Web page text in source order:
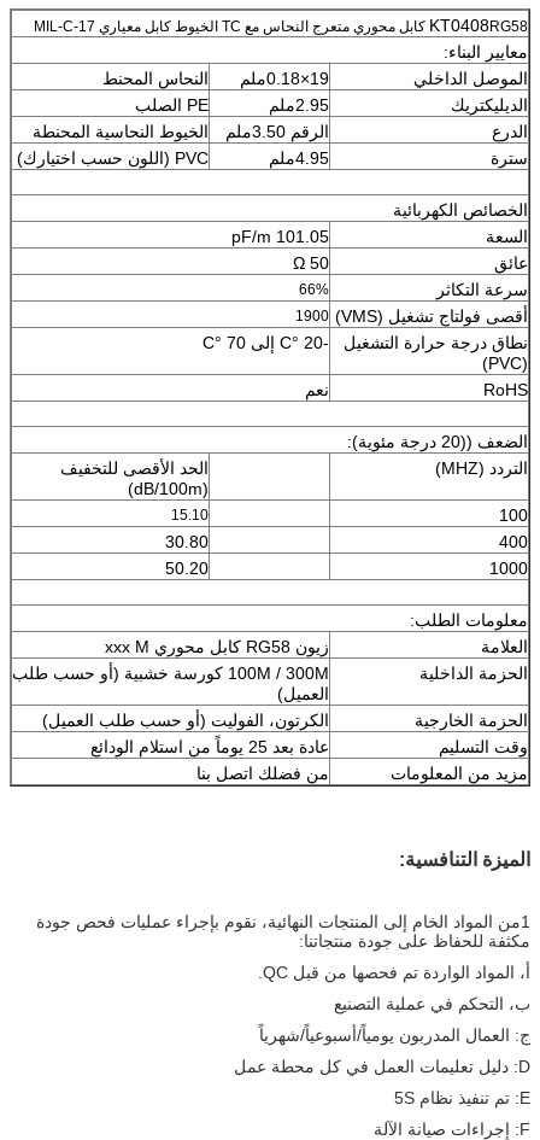
KT0408RG58 كابل محوري متعرج النحاس مع TC الخيوط كابل معياري MIL-C-17
معايير البناء:
الموصل الداخلي
19×0.18ملم
النحاس المحنط
الديليكتريك
2.95ملم
PE الصلب
الدرع
الرقم 3.50ملم
الخيوط النحاسية المحنطة
سترة
4.95ملم PVC (اللون حسب اختيارك)
الخصائص الكهربائية
السعة
101.05 pF/m
عائق
50 Ω
سرعة التكاثر
66%
أقصى فولتاج تشغيل (VMS) 1900
نطاق درجة حرارة التشغيل
(PVC)
-20 °C إلى 70 °C
RoHS نعم
الضعف ((20 درجة مئوية):
التردد (MHZ)
الحد الأقصى للتخفيف
(dB/100m)
100
15.10
400
30.80
1000
50.20
معلومات الطلب:
العلامة
زيون RG58 كابل محوري xxx M
الحزمة الداخلية
100M / 300M كورسة خشبية (أو حسب طلب
العميل)
الحزمة الخارجية
الكرتون، الفوليت (أو حسب طلب العميل)
وقت التسليم
عادة بعد 25 يوماً من استلام الودائع
مزيد من المعلومات
من فضلك اتصل بنا
الميزة التنافسية:
1من المواد الخام إلى المنتجات النهائية، نقوم بإجراء عمليات فحص جودة
مكثفة للحفاظ على جودة منتجاتنا:
أ، المواد الواردة تم فحصها من قبل QC.
ب، التحكم في عملية التصنيع
ج: العمال المدربون يومياً/أسبوعياً/شهرياً
D: دليل تعليمات العمل في كل محطة عمل
E: تم تنفيذ نظام 5S
F: إجراءات صيانة الآلة